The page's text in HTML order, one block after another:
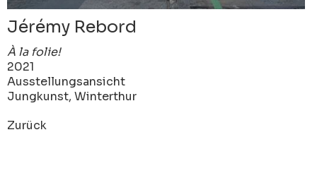
Jérémy Rebord
À la folie!
2021
Ausstellungsansicht
Jungkunst, Winterthur
Zurück